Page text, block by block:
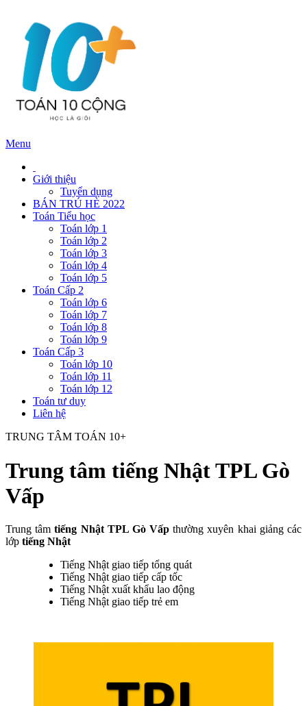
Menu
Giới thiệu
Tuyển dụng
BÁN TRÚ HÈ 2022
Toán Tiểu học
Toán lớp 1
Toán lớp 2
Toán lớp 3
Toán lớp 4
Toán lớp 5
Toán Cấp 2
Toán lớp 6
Toán lớp 7
Toán lớp 8
Toán lớp 9
Toán Cấp 3
Toán lớp 10
Toán lớp 11
Toán lớp 12
Toán tư duy
Liên hệ
TRUNG TÂM TOÁN 10+
Trung tâm tiếng Nhật TPL Gò
Vấp
Trung tâm tiếng Nhật TPL Gò Vấp thường xuyên khai giảng các
lớp tiếng Nhật
Tiếng Nhật giao tiếp tổng quát
Tiếng Nhật giao tiếp cấp tốc
Tiếng Nhật xuất khẩu lao động
Tiếng Nhật giao tiếp trẻ em